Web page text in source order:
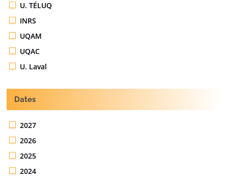
U. TÉLUQ
INRS
UQAM
UQAC
U. Laval
Dates
2027
2026
2025
2024